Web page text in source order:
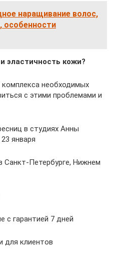
наращивание волос,
особенности
эластичность кожи?
необходимых
с этими проблемами и
в студиях Анны
января
Санкт-Петербурге, Нижнем
с гарантией 7 дней
для клиентов